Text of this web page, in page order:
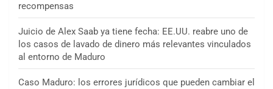
recompensas
Juicio de Alex Saab ya tiene fecha: EE.UU. reabre uno de
los casos de lavado de dinero más relevantes vinculados
al entorno de Maduro
Caso Maduro: los errores jurídicos que pueden cambiar el